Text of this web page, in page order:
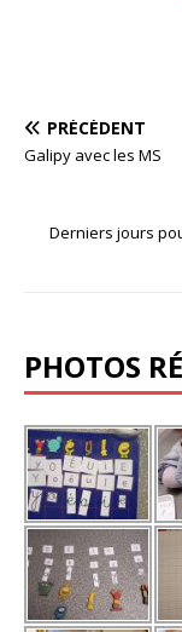
PRÉCÉDENT
Galipy avec les MS
Derniers jours
PHOTOS